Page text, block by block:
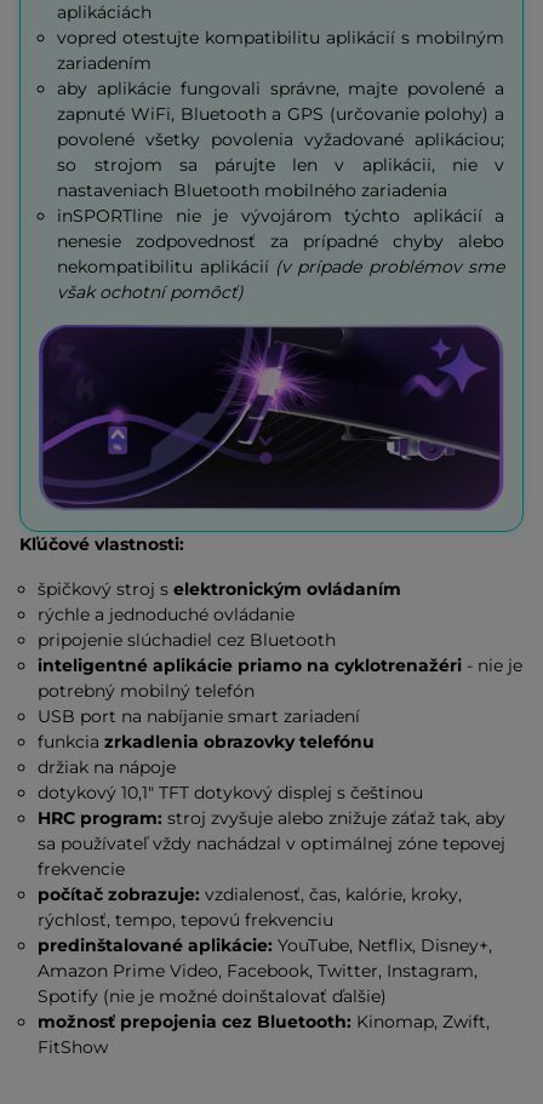
aplikáciách
vopred otestujte kompatibilitu aplikácií s mobilným
zariadením
aby aplikácie fungovali správne, majte povolené a
zapnuté WiFi, Bluetooth a GPS (určovanie polohy) a
povolené všetky povolenia vyžadované aplikáciou;
so strojom sa párujte len v aplikácii, nie v
nastaveniach Bluetooth mobilného zariadenia
inSPORTline nie je vývojárom týchto aplikácií a
nenesie zodpovednosť za prípadné chyby alebo
nekompatibilitu aplikácií(v prípade problémov sme
však ochotní pomôcť)
Kľúčové vlastnosti:
špičkový stroj selektronickým ovládaním
rýchle a jednoduché ovládanie
pripojenie slúchadiel cez Bluetooth
inteligentné aplikácie priamo na cyklotrenažéri - nie je
potrebný mobilný telefón
USB port na nabíjanie smart zariadení
funkciazrkadlenia obrazovky telefónu
držiak na nápoje
dotykový 10,1" TFT dotykový displej s češtinou
HRC program: stroj zvyšuje alebo znižuje záťaž tak, aby
sa používateľ vždy nachádzal v optimálnej zóne tepovej
frekvencie
počítač zobrazuje:vzdialenosť, čas, kalórie, kroky,
rýchlosť, tempo, tepovú frekvenciu
predinštalované aplikácie:YouTube, Netflix, Disney+,
Amazon Prime Video, Facebook, Twitter, Instagram,
Spotify (nie je možné doinštalovať ďalšie)
možnosť prepojenia cez Bluetooth: Kinomap, Zwift,
FitShow